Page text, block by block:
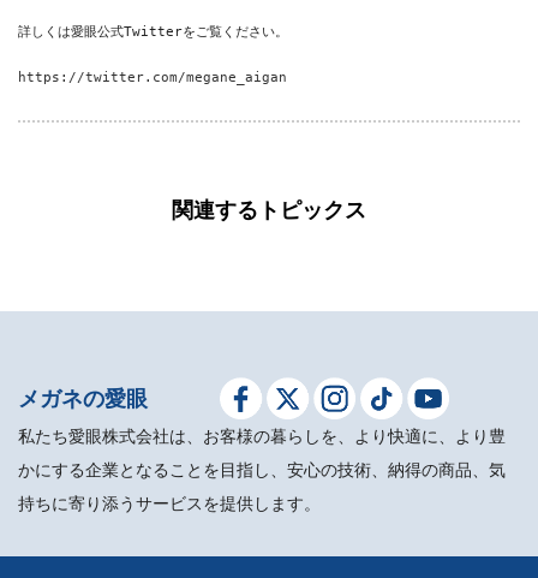
詳しくは愛眼公式Twitterをご覧ください。
https://twitter.com/megane_aigan
関連するトピックス
メガネの愛眼
私たち愛眼株式会社は、お客様の暮らしを、より快適に、より豊
かにする企業となることを目指し、安心の技術、納得の商品、気
持ちに寄り添うサービスを提供します。